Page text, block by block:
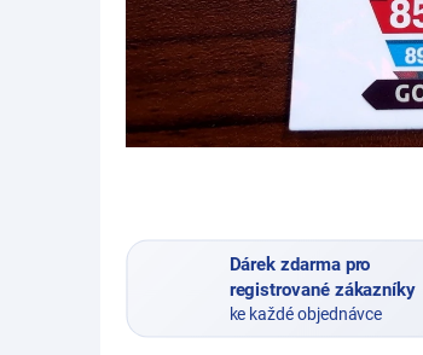
Dárek zdarma pro
registrované zákazníky
ke každé objednávce